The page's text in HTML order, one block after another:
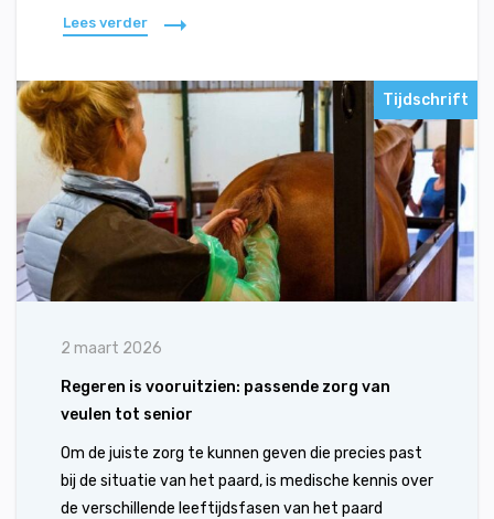
Lees verder
Tijdschrift
2 maart 2026
Regeren is vooruitzien: passende zorg van
veulen tot senior
Om de juiste zorg te kunnen geven die precies past
bij de situatie van het paard, is medische kennis over
de verschillende leeftijdsfasen van het paard